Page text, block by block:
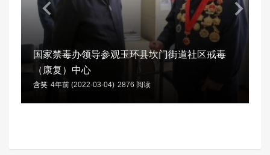
国家禁毒办领导参观玉环县坎门街道社区戒毒
（康复）中心
含笑 4年前 (2022-03-04) 2876 阅读